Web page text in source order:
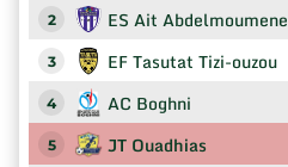
2 ES Ait Abdelmoumene
3 EF Tasutat Tizi-ouzou
4 AC Boghni
5 JT Ouadhias